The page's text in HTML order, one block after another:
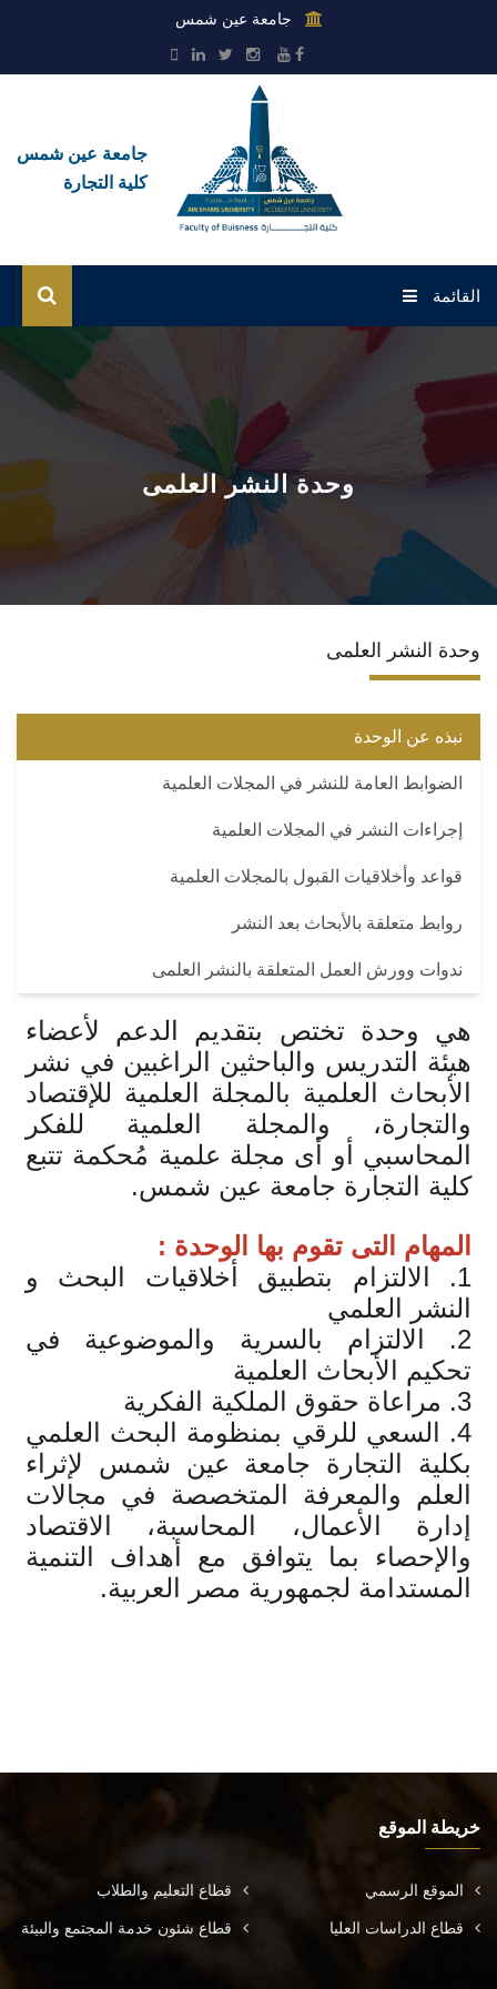
جامعة عين شمس
جامعة عين شمس
كلية التجارة
القائمة
رئيسية القطاع
عن القطاع
الإدارات
الخدمات
المراكز والوحدات
وحدة النشر العلمى
وحدة النشر العلمى
نبذه عن الوحدة
الضوابط العامة للنشر في المجلات العلمية
إجراءات النشر في المجلات العلمية
قواعد وأخلاقيات القبول بالمجلات العلمية
روابط متعلقة بالأبحاث بعد النشر
ندوات وورش العمل المتعلقة بالنشر العلمى
هي وحدة تختص بتقديم الدعم لأعضاء
هيئة التدريس والباحثين الراغبين في نشر
الأبحاث العلمية بالمجلة العلمية للإقتصاد
والتجارة، والمجلة العلمية للفكر
المحاسبي أو أى مجلة علمية مُحكمة تتبع
كلية التجارة جامعة عين شمس.
المهام التى تقوم بها الوحدة :
1. الالتزام بتطبيق أخلاقيات البحث و
النشر العلمي
2. الالتزام بالسرية والموضوعية في
تحكيم الأبحاث العلمية
3. مراعاة حقوق الملكية الفكرية
4. السعي للرقي بمنظومة البحث العلمي
بكلية التجارة جامعة عين شمس لإثراء
العلم والمعرفة المتخصصة في مجالات
إدارة الأعمال، المحاسبة، الاقتصاد
والإحصاء بما يتوافق مع أهداف التنمية
المستدامة لجمهورية مصر العربية.
خريطة الموقع
الموقع الرسمي قطاع التعليم والطلاب
قطاع الدراسات العليا قطاع شئون خدمة المجتمع والبيئة